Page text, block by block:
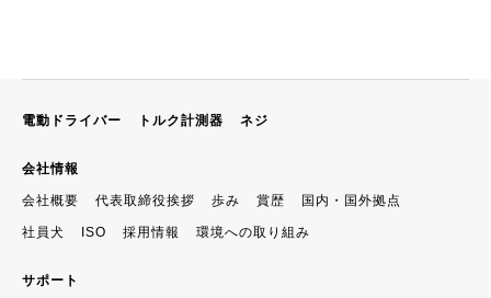
電動ドライバー トルク計測器 ネジ
会社情報
会社概要 代表取締役挨拶 歩み 賞歴 国内・国外拠点
社員犬 ISO 採用情報 環境への取り組み
サポート